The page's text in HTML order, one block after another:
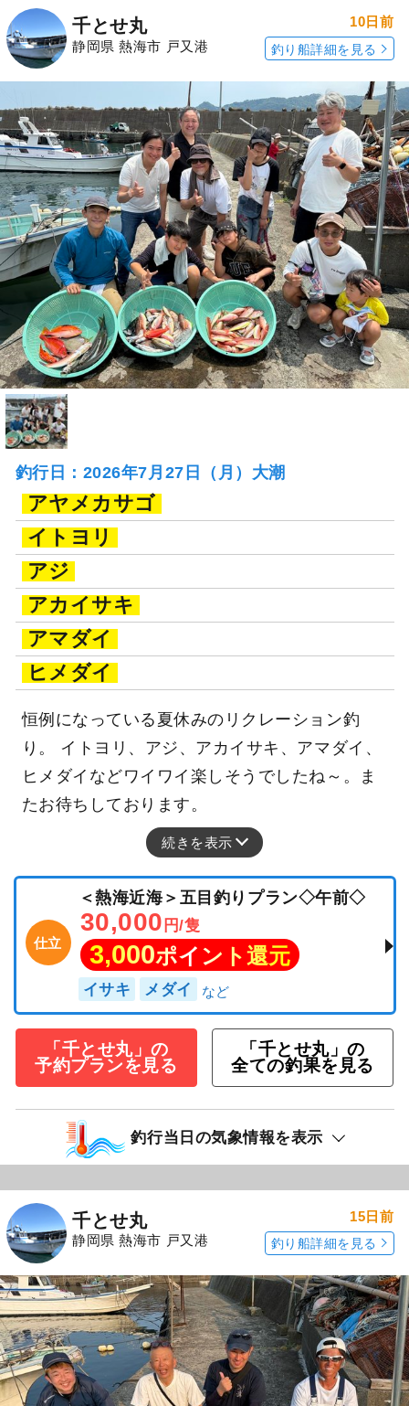
千とせ丸
静岡県 熱海市 戸又港
10日前
釣り船詳細を見る
釣行日：2026年7月27日（月）大潮
アヤメカサゴ
イトヨリ
アジ
アカイサキ
アマダイ
ヒメダイ
恒例になっている夏休みのリクレーション釣
り。 イトヨリ、アジ、アカイサキ、アマダイ、
ヒメダイなどワイワイ楽しそうでしたね～。ま
たお待ちしております。
続きを表示
仕立
＜熱海近海＞五目釣りプラン◇午前◇
30,000 円/隻
3,000ポイント還元
イサキ メダイ
「千とせ丸」の
予約プランを見る
「千とせ丸」の
全ての釣果を見る
釣行当日の気象情報を表示
千とせ丸
静岡県 熱海市 戸又港
15日前
釣り船詳細を見る